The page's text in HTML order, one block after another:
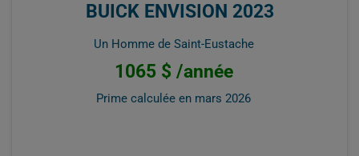
BUICK ENVISION 2023
Un Homme de Saint-Eustache
1065 $ /année
Prime calculée en mars 2026